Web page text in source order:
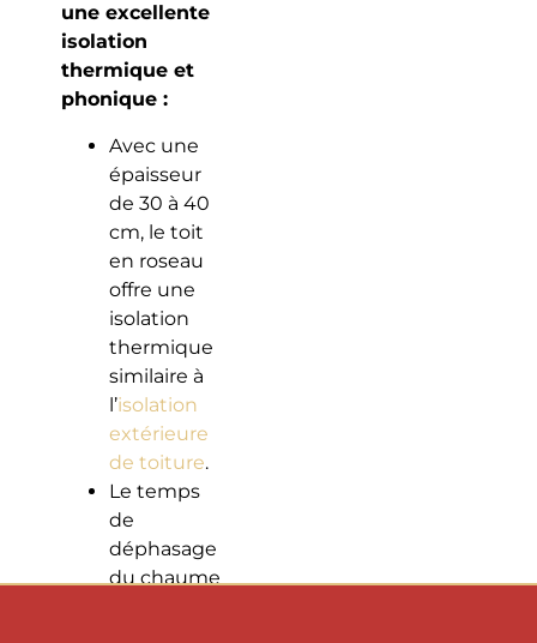
une excellente
isolation
thermique et
phonique :
Avec une
épaisseur
de 30 à 40
cm, le toit
en roseau
offre une
isolation
thermique
similaire à
l’isolation
extérieure
de toiture.
Le temps
de
déphasage
du chaume